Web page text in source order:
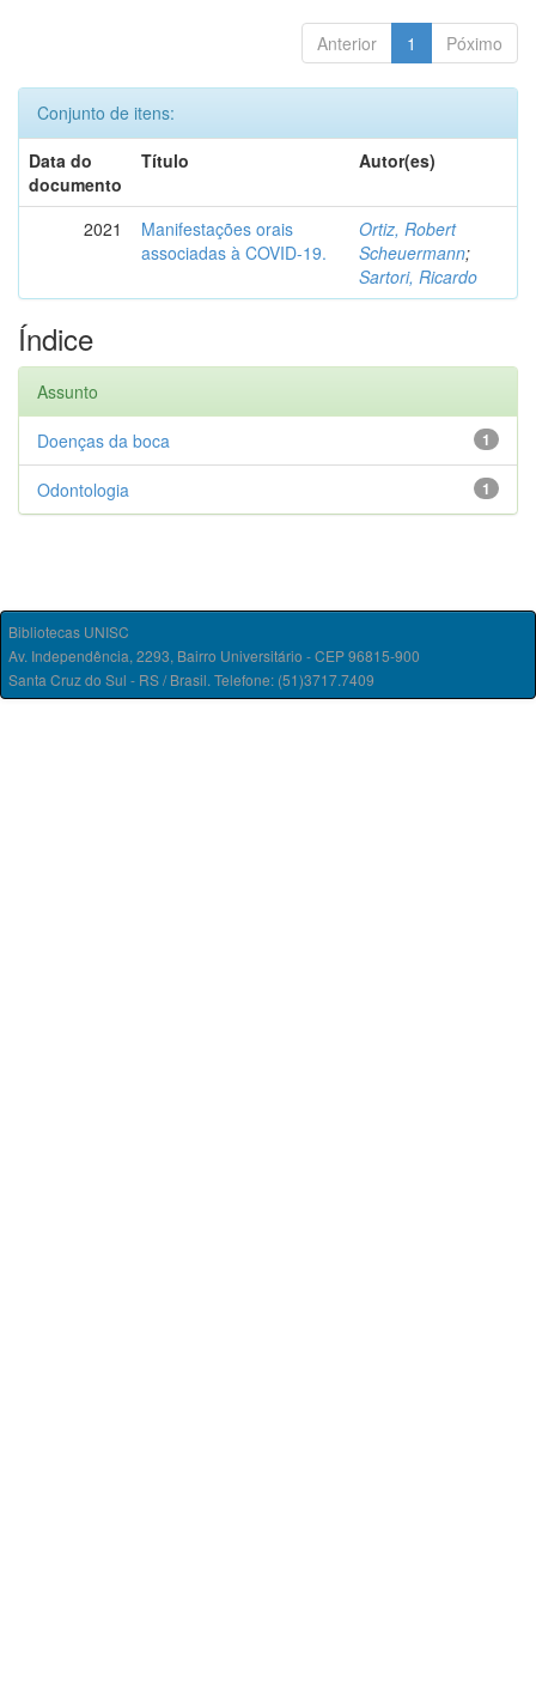
Anterior 1 Póximo
Conjunto de itens:
Data do
documento
Título Autor(es)
2021
Manifestações orais
associadas à COVID-19.
Ortiz, Robert
Scheuermann;
Sartori, Ricardo
Índice
Assunto
1
Doenças da boca
1
Odontologia
Bibliotecas UNISC
Av. Independência, 2293, Bairro Universitário - CEP 96815-900
Santa Cruz do Sul - RS / Brasil. Telefone: (51)3717.7409